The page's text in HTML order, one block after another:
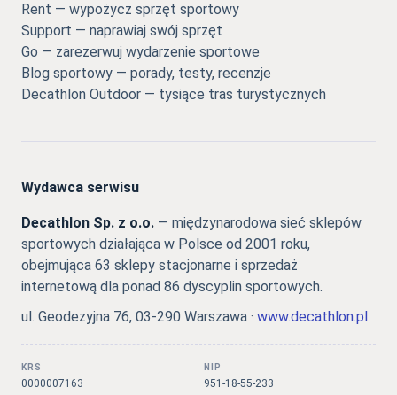
Rent — wypożycz sprzęt sportowy
Support — naprawiaj swój sprzęt
Go — zarezerwuj wydarzenie sportowe
Blog sportowy — porady, testy, recenzje
Decathlon Outdoor — tysiące tras turystycznych
Wydawca serwisu
Decathlon Sp. z o.o. — międzynarodowa sieć sklepów
sportowych działająca w Polsce od 2001 roku,
obejmująca 63 sklepy stacjonarne i sprzedaż
internetową dla ponad 86 dyscyplin sportowych.
ul. Geodezyjna 76, 03-290 Warszawa · www.decathlon.pl
KRS
0000007163
NIP
951-18-55-233